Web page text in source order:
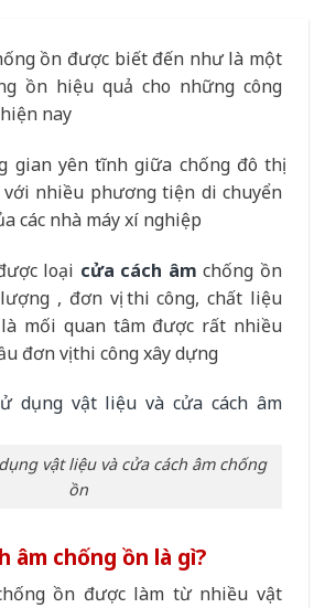
ồn được biết đến như là một
ồn hiệu quả cho những công
nay
gian yên tĩnh giữa chống đô thị
nhiều phương tiện di chuyển
các nhà máy xí nghiệp
loại cửa cách âm chống ồn
, đơn vị thi công, chất liệu
mối quan tâm được rất nhiều
đơn vị thi công xây dựng
vật liệu và cửa cách âm chống
ồn
âm chống ồn là gì?
ồn được làm từ nhiều vật